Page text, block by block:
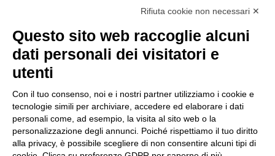
Rifiuta cookie non necessari ✕
Questo sito web raccoglie alcuni
dati personali dei visitatori e
utenti
Con il tuo consenso, noi e i nostri partner utilizziamo i cookie e
tecnologie simili per archiviare, accedere ed elaborare i dati
personali come, ad esempio, la visita al sito web o la
personalizzazione degli annunci. Poiché rispettiamo il tuo diritto
alla privacy, è possibile scegliere di non consentire alcuni tipi di